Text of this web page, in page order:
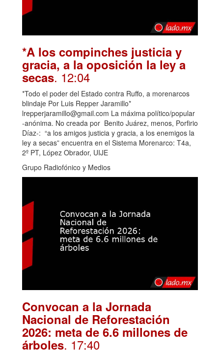
*A los compinches justicia y
gracia, a la oposición la ley a
secas. 12:04
*Todo el poder del Estado contra Ruffo, a morenarcos
blindaje Por Luis Repper Jaramillo*
lrepperjaramillo@gmail.com La máxima político/popular
-anónima. No creada por Benito Juárez, menos, Porfirio
Díaz-: “a los amigos justicia y gracia, a los enemigos la
ley a secas” encuentra en el Sistema Morenarco: T4a,
2º PT, López Obrador, UIJE
Grupo Radiofónico y Medios
Convocan a la Jornada
Nacional de Reforestación
2026: meta de 6.6 millones de
árboles. 17:40